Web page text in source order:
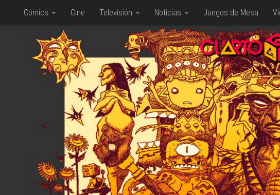
Saltar al contenido
Cómics Cine Televisión Noticias Juegos de Mesa